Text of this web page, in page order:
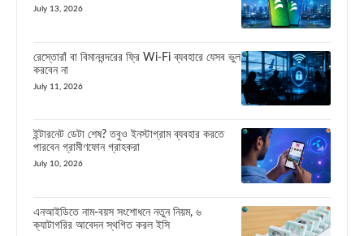
July 13, 2026
রেস্তোরাঁ বা বিমানবন্দরের ফ্রি Wi-Fi ব্যবহারে যেসব ভুল
করবেন না
July 11, 2026
ইন্টারনেট ডেটা শেষ? তবুও ইনস্টাগ্রাম ব্যবহার করতে
পারবেন গ্রামীণফোন গ্রাহকরা
July 10, 2026
এনআইডিতে নাম-বয়স সংশোধনে নতুন নিয়ম, ৬
ক্যাটাগরির আবেদন স্থগিত করল ইসি